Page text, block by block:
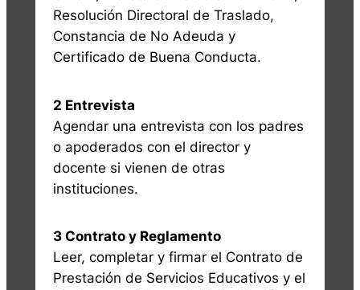
Resolución Directoral de Traslado,
Constancia de No Adeuda y
Certificado de Buena Conducta.
2 Entrevista
Agendar una entrevista con los padres
o apoderados con el director y
docente si vienen de otras
instituciones.
3 Contrato y Reglamento
Leer, completar y firmar el Contrato de
Prestación de Servicios Educativos y el